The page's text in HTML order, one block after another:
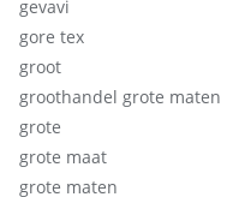
gevavi
gore tex
groot
groothandel grote maten
grote
grote maat
grote maten